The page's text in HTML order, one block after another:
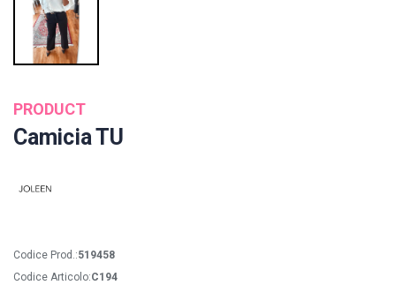
PRODUCT
Camicia TU
Codice Prod.:519458
Codice Articolo:C194